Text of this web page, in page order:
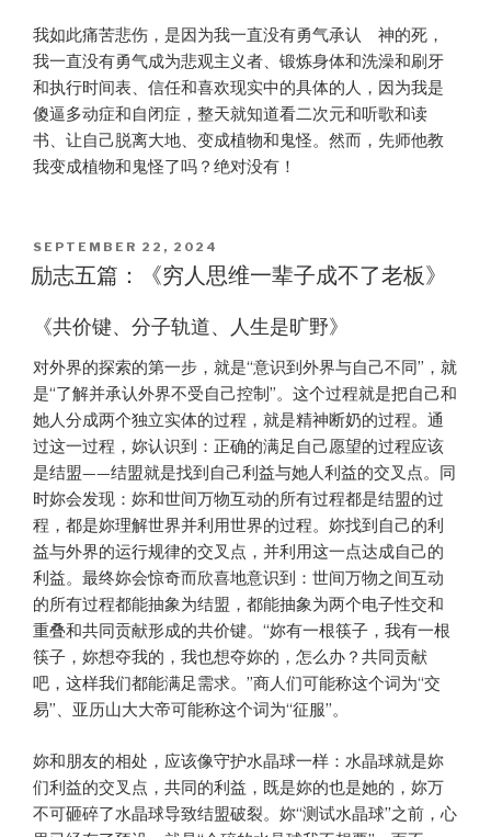
我如此痛苦悲伤，是因为我一直没有勇气承认 神的死，
我一直没有勇气成为悲观主义者、锻炼身体和洗澡和刷牙
和执行时间表、信任和喜欢现实中的具体的人，因为我是
傻逼多动症和自闭症，整天就知道看二次元和听歌和读
书、让自己脱离大地、变成植物和鬼怪。然而，先师他教
我变成植物和鬼怪了吗？绝对没有！
POSTED
ON
SEPTEMBER 22, 2024
励志五篇：《穷人思维一辈子成不了老板》
《共价键、分子轨道、人生是旷野》
对外界的探索的第一步，就是“意识到外界与自己不同”，就
是“了解并承认外界不受自己控制”。这个过程就是把自己和
她人分成两个独立实体的过程，就是精神断奶的过程。通
过这一过程，妳认识到：正确的满足自己愿望的过程应该
是结盟——结盟就是找到自己利益与她人利益的交叉点。同
时妳会发现：妳和世间万物互动的所有过程都是结盟的过
程，都是妳理解世界并利用世界的过程。妳找到自己的利
益与外界的运行规律的交叉点，并利用这一点达成自己的
利益。最终妳会惊奇而欣喜地意识到：世间万物之间互动
的所有过程都能抽象为结盟，都能抽象为两个电子性交和
重叠和共同贡献形成的共价键。“妳有一根筷子，我有一根
筷子，妳想夺我的，我也想夺妳的，怎么办？共同贡献
吧，这样我们都能满足需求。”商人们可能称这个词为“交
易”、亚历山大大帝可能称这个词为“征服”。
妳和朋友的相处，应该像守护水晶球一样：水晶球就是妳
们利益的交叉点，共同的利益，既是妳的也是她的，妳万
不可砸碎了水晶球导致结盟破裂。妳“测试水晶球”之前，心